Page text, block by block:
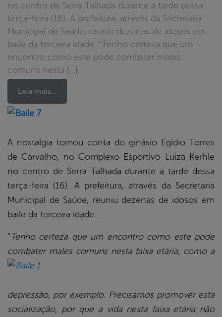
no centro de Serra Talhada durante a tarde dessa
terça-feira (16). A prefeitura, através da Secretaria
Municipal de Saúde, reuniu dezenas de idosos em
baile da terceira idade. “Tenho certeza que um
encontro como este pode combater males
comuns nesta […]
Leia mais…
A nostalgia tomou conta do ginásio Egídio Torres
de Carvalho, no Complexo Esportivo Luiza Kerhle
no centro de Serra Talhada durante a tarde dessa
terça-feira (16). A prefeitura, através da Secretaria
Municipal de Saúde, reuniu dezenas de idosos em
baile da terceira idade.
“ Tenho certeza que um encontro como este pode
combater males comuns nesta faixa etária, como a
depressão, por exemplo. Precisamos promover esta
socialização, por que a vida nesta faixa etária não